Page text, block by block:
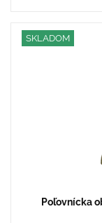
SKLADOM
Poľovnícka